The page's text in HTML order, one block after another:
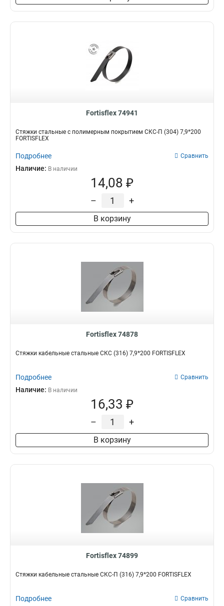
Fortisflex 74941
Стяжки стальные с полимерным покрытием СКС-П (304) 7,9*200
FORTISFLEX
Подробнее Сравнить
Наличие: В наличии
14,08 ₽
– +
В корзину
Fortisflex 74878
Стяжки кабельные стальные СКС (316) 7,9*200 FORTISFLEX
Подробнее Сравнить
Наличие: В наличии
16,33 ₽
– +
В корзину
Fortisflex 74899
Стяжки кабельные стальные СКС-П (316) 7,9*200 FORTISFLEX
Подробнее Сравнить